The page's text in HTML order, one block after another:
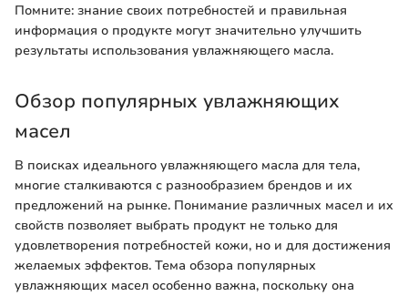
Помните: знание своих потребностей и правильная
информация о продукте могут значительно улучшить
результаты использования увлажняющего масла.
Обзор популярных увлажняющих
масел
В поисках идеального увлажняющего масла для тела,
многие сталкиваются с разнообразием брендов и их
предложений на рынке. Понимание различных масел и их
свойств позволяет выбрать продукт не только для
удовлетворения потребностей кожи, но и для достижения
желаемых эффектов. Тема обзора популярных
увлажняющих масел особенно важна, поскольку она